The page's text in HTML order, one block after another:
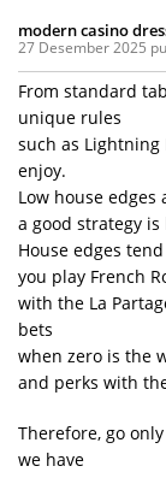
modern casino
27 Desember 2025
From standard
unique rules
such as Lightning
enjoy.
Low house
a good strategy is
House edges
you play French
with the La
bets
when zero is the
and perks with
Therefore, go
we have